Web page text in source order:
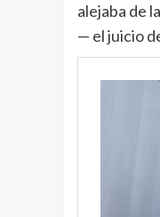
alejaba de
— el juicio